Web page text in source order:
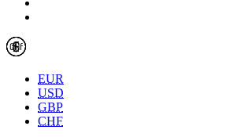
EUR
USD
GBP
CHF